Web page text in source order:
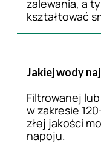
zalewania, a
kształtować
Jakiej wody
Filtrowanej
w zakresie
złej jakości
napoju.